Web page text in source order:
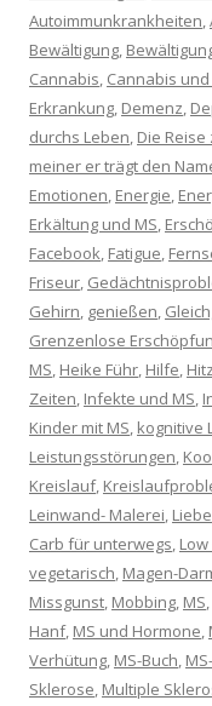
Autoimmunkrankheiten,
Bewältigung,
Cannabis, Cannabis und
Erkrankung, Demenz,
durchs Leben, Die Reise
meiner er trägt den
Emotionen, Energie,
Erkältung und MS,
Facebook, Fatigue,
Friseur,
Gehirn, genießen,
Grenzenlose
MS, Heike Führ, Hilfe,
Zeiten, Infekte und MS,
Kinder mit MS, kognitive
Leistungsstörungen,
Kreislauf,
Leinwand- Malerei, Liebe
Carb für unterwegs,
vegetarisch, Magen-
Missgunst, Mobbing, MS,
Hanf, MS und Hormone,
Verhütung, MS-Buch,
Sklerose, Multiple